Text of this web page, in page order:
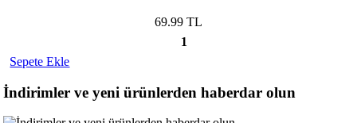
69.99 TL
1
Sepete Ekle
İndirimler ve yeni ürünlerden haberdar olun